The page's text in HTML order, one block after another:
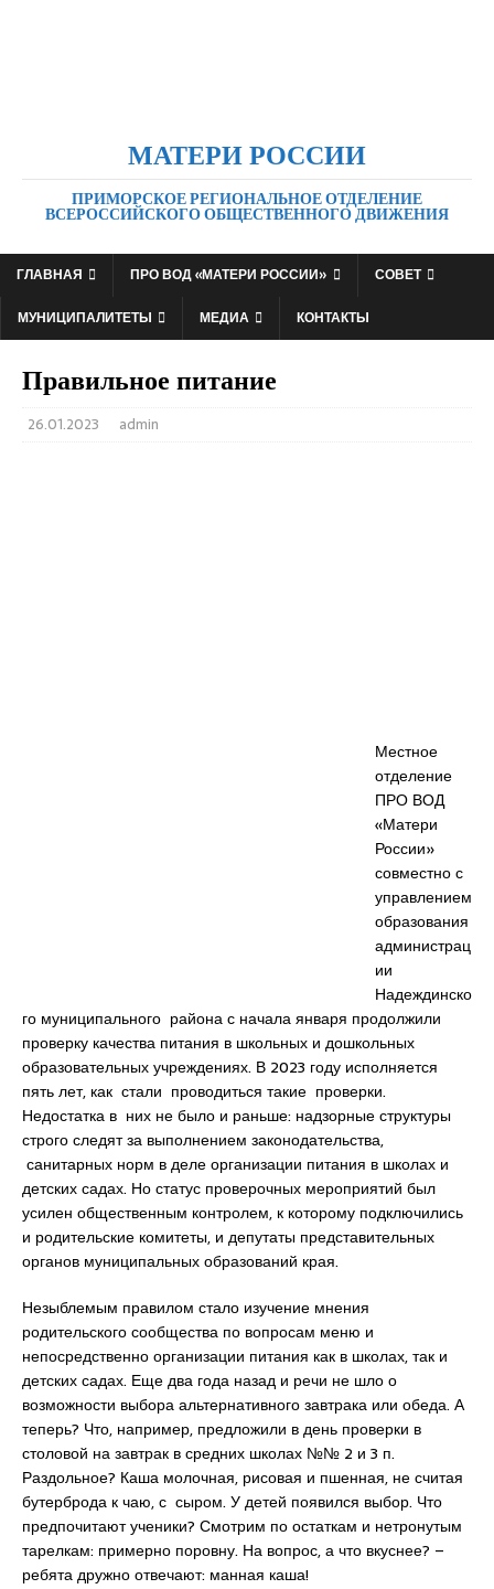
МАТЕРИ РОССИИ
ПРИМОРСКОЕ РЕГИОНАЛЬНОЕ ОТДЕЛЕНИЕ
ВСЕРОССИЙСКОГО ОБЩЕСТВЕННОГО ДВИЖЕНИЯ
ГЛАВНАЯ ПРО ВОД «МАТЕРИ РОССИИ»
СОВЕТ
МУНИЦИПАЛИТЕТЫ
МЕДИА КОНТАКТЫ
Правильное питание
26.01.2023 admin
Местное
отделение
ПРО ВОД
«Матери
России»
совместно с
управлением
образования
администрац
ии
Надеждинско
го муниципального района с начала января продолжили
проверку качества питания в школьных и дошкольных
образовательных учреждениях. В 2023 году исполняется
пять лет, как стали проводиться такие проверки.
Недостатка в них не было и раньше: надзорные структуры
строго следят за выполнением законодательства,
санитарных норм в деле организации питания в школах и
детских садах. Но статус проверочных мероприятий был
усилен общественным контролем, к которому подключились
и родительские комитеты, и депутаты представительных
органов муниципальных образований края.
Незыблемым правилом стало изучение мнения
родительского сообщества по вопросам меню и
непосредственно организации питания как в школах, так и
детских садах. Еще два года назад и речи не шло о
возможности выбора альтернативного завтрака или обеда. А
теперь? Что, например, предложили в день проверки в
столовой на завтрак в средних школах №№ 2 и 3 п.
Раздольное? Каша молочная, рисовая и пшенная, не считая
бутерброда к чаю, с сыром. У детей появился выбор. Что
предпочитают ученики? Смотрим по остаткам и нетронутым
тарелкам: примерно поровну. На вопрос, а что вкуснее? –
ребята дружно отвечают: манная каша!